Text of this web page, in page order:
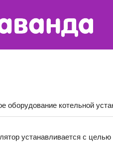
оборудование котельной
устанавливается с